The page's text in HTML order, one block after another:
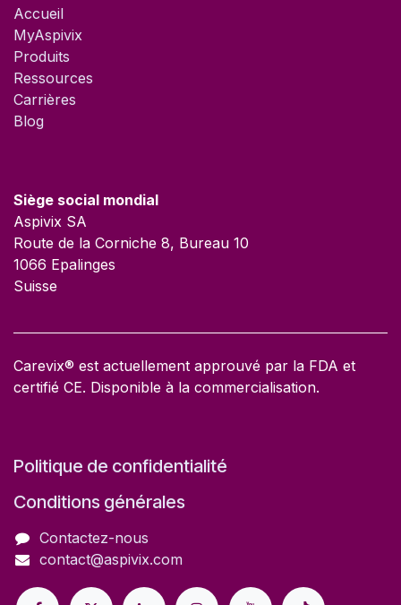
Accueil
MyAspivix
Produits
Ressources
Carrières
Blog
Siège social mondial
Aspivix SA
Route de la Corniche 8, Bureau 10
1066 Epalinges
Suisse
Carevix® est actuellement approuvé par la FDA et
certifié CE. Disponible à la commercialisation.
Politique de confidentialité
Conditions générales
Contactez-nous
contact@aspivix.com